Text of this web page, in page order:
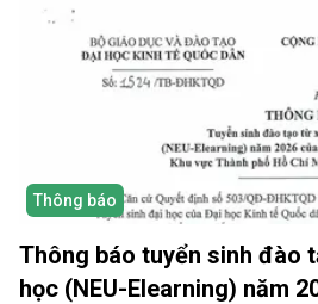
Thông báo
Thông báo tuyển sinh đào
học (NEU-Elearning) năm